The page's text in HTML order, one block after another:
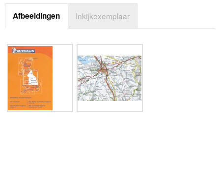
Afbeeldingen Inkijkexemplaar